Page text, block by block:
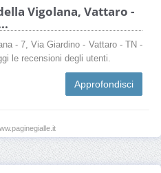
Vigolana, Vattaro -
- 7, Via Giardino - Vattaro - TN -
le recensioni degli utenti.
Approfondisci